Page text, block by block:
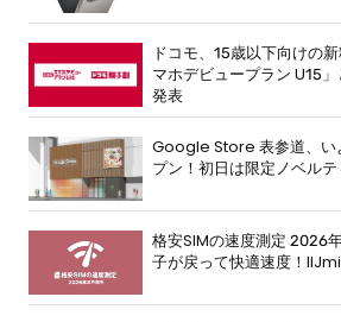
ドコモ、15歳以下向けの
マホデビュープラン U15
発表
Google Store 表参道、い
プン！初日は限定ノベル
格安SIMの速度測定 2026
子が戻って快適速度！